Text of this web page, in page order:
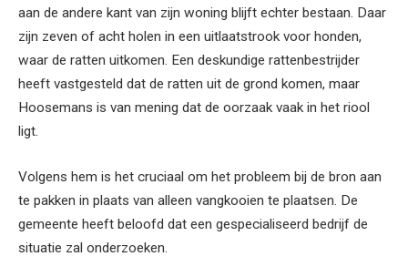
aan de andere kant van zijn woning blijft echter bestaan. Daar
zijn zeven of acht holen in een uitlaatstrook voor honden,
waar de ratten uitkomen. Een deskundige rattenbestrijder
heeft vastgesteld dat de ratten uit de grond komen, maar
Hoosemans is van mening dat de oorzaak vaak in het riool
ligt.
Volgens hem is het cruciaal om het probleem bij de bron aan
te pakken in plaats van alleen vangkooien te plaatsen. De
gemeente heeft beloofd dat een gespecialiseerd bedrijf de
situatie zal onderzoeken.